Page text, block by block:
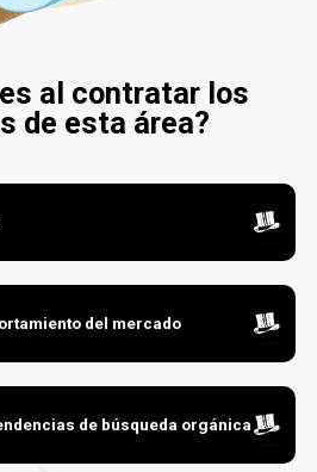
al contratar los
de esta área?
del mercado
de búsqueda orgánica